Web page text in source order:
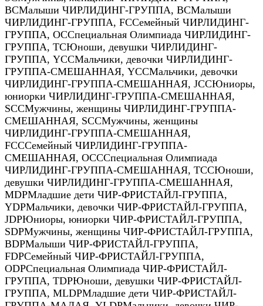
BCМалыши ЧИРЛИДИНГ-ГРУППА, BCМалыши
ЧИРЛИДИНГ-ГРУППА, FCСемейный ЧИРЛИДИНГ-
ГРУППА, OCСпециальная Олимпиада ЧИРЛИДИНГ-
ГРУППА, TCЮноши, девушки ЧИРЛИДИНГ-
ГРУППА, YCCМальчики, девочки ЧИРЛИДИНГ-
ГРУППА-СМЕШАННАЯ, YCCМальчики, девочки
ЧИРЛИДИНГ-ГРУППА-СМЕШАННАЯ, JCCЮниоры,
юниорки ЧИРЛИДИНГ-ГРУППА-СМЕШАННАЯ,
SCCМужчины, женщины ЧИРЛИДИНГ-ГРУППА-
СМЕШАННАЯ, SCCМужчины, женщины
ЧИРЛИДИНГ-ГРУППА-СМЕШАННАЯ,
FCCСемейный ЧИРЛИДИНГ-ГРУППА-
СМЕШАННАЯ, OCCСпециальная Олимпиада
ЧИРЛИДИНГ-ГРУППА-СМЕШАННАЯ, TCCЮноши,
девушки ЧИРЛИДИНГ-ГРУППА-СМЕШАННАЯ,
MDPМладшие дети ЧИР-ФРИСТАЙЛ-ГРУППА,
YDPМальчики, девочки ЧИР-ФРИСТАЙЛ-ГРУППА,
JDPЮниоры, юниорки ЧИР-ФРИСТАЙЛ-ГРУППА,
SDPМужчины, женщины ЧИР-ФРИСТАЙЛ-ГРУППА,
BDPМалыши ЧИР-ФРИСТАЙЛ-ГРУППА,
FDPСемейный ЧИР-ФРИСТАЙЛ-ГРУППА,
ODPСпециальная Олимпиада ЧИР-ФРИСТАЙЛ-
ГРУППА, TDPЮноши, девушки ЧИР-ФРИСТАЙЛ-
ГРУППА, MLDPМладшие дети ЧИР-ФРИСТАЙЛ-